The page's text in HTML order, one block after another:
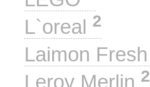
L`oreal 2
Laimon Fresh
Leroy Merlin 2